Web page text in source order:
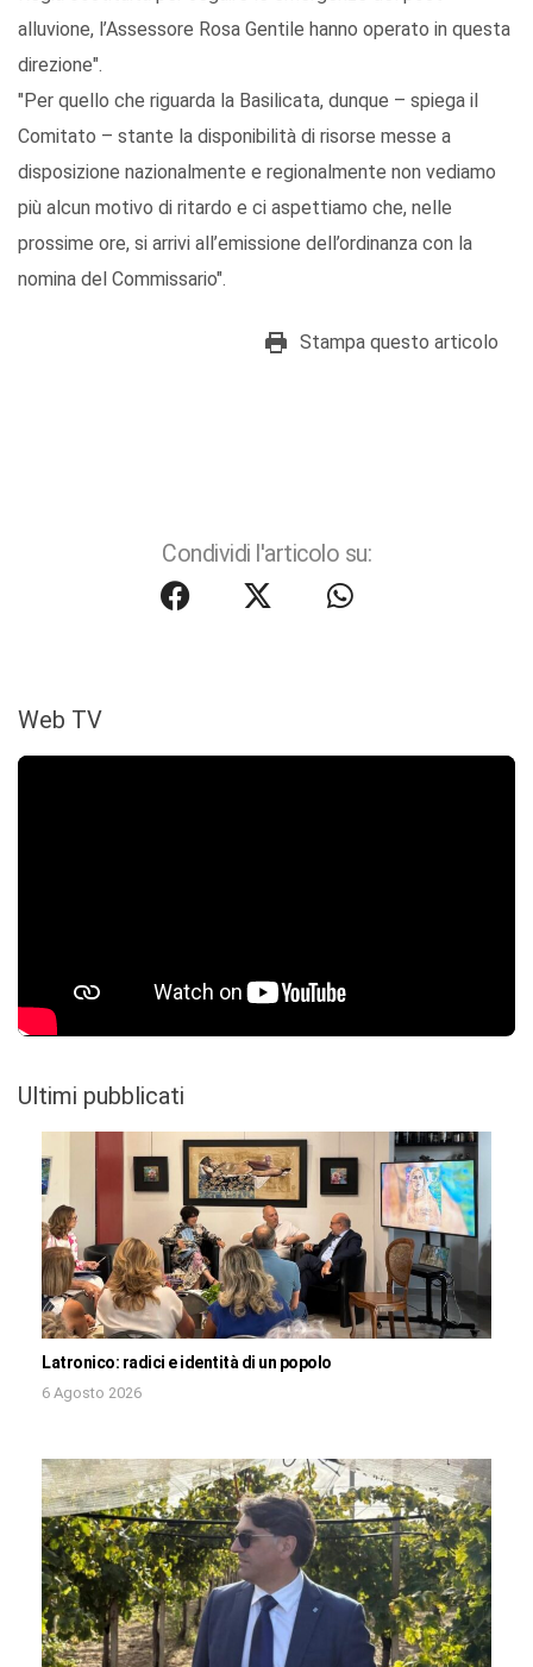
alluvione, l’Assessore Rosa Gentile hanno operato in questa
direzione".
"Per quello che riguarda la Basilicata, dunque – spiega il
Comitato – stante la disponibilità di risorse messe a
disposizione nazionalmente e regionalmente non vediamo
più alcun motivo di ritardo e ci aspettiamo che, nelle
prossime ore, si arrivi all’emissione dell’ordinanza con la
nomina del Commissario".
Stampa questo articolo
Condividi l'articolo su:
Web TV
Ultimi pubblicati
Latronico: radici e identità di un popolo
6 Agosto 2026